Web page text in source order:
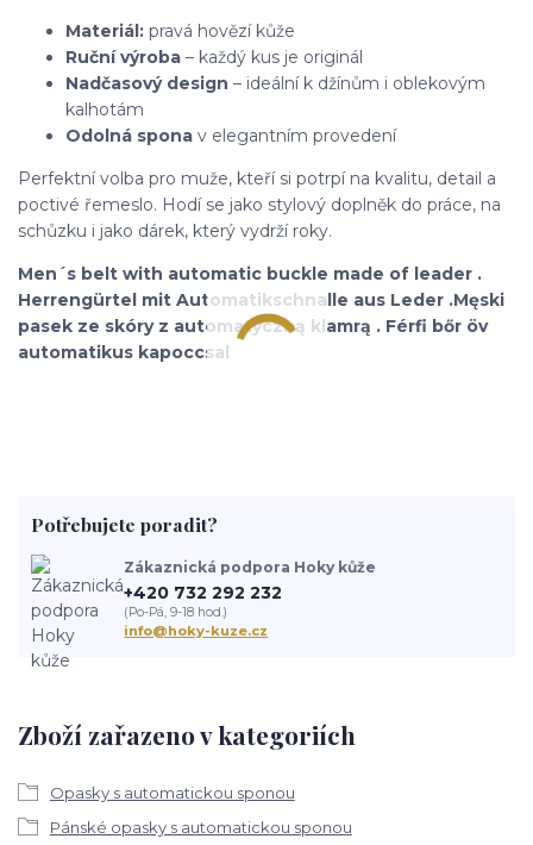
Materiál: pravá hovězí kůže
Ruční výroba – každý kus je originál
Nadčasový design – ideální k džínům i oblekovým
kalhotám
Odolná spona v elegantním provedení
Perfektní volba pro muže, kteří si potrpí na kvalitu, detail a
poctivé řemeslo. Hodí se jako stylový doplněk do práce, na
schůzku i jako dárek, který vydrží roky.
Men´s belt with automatic buckle made of leader .
Herrengürtel mit Automatikschnalle aus Leder .Męski
pasek ze skóry z automatyczną klamrą . Férfi bőr öv
automatikus kapoccsal
Zboží zařazeno v kategoriích
Opasky s automatickou sponou
Pánské opasky s automatickou sponou
Potřebujete poradit?
Zákaznická podpora Hoky kůže
+420 732 292 232
(Po-Pá, 9-18 hod.)
info@hoky-kuze.cz